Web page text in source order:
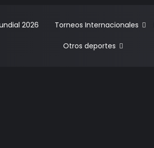
2026 Torneos Internacionales
Otros deportes